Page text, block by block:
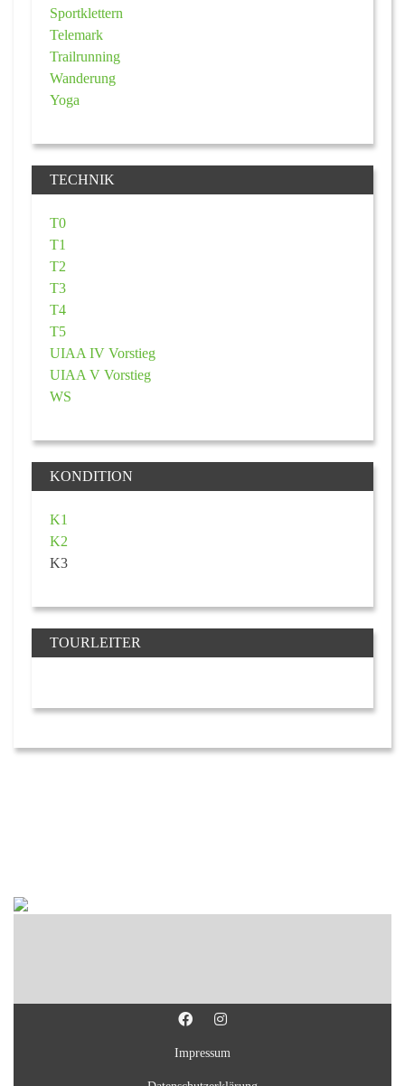
Sportklettern
Telemark
Trailrunning
Wanderung
Yoga
TECHNIK
T0
T1
T2
T3
T4
T5
UIAA IV Vorstieg
UIAA V Vorstieg
WS
KONDITION
K1
K2
K3
TOURLEITER
Impressum